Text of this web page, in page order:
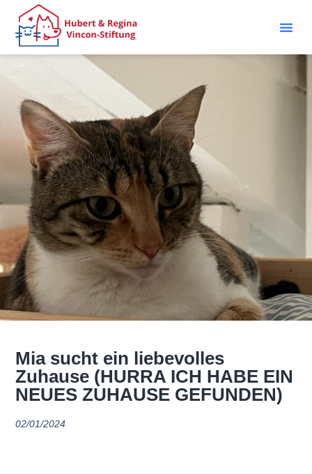
Mia sucht ein liebevolles
Zuhause (HURRA ICH HABE EIN
NEUES ZUHAUSE GEFUNDEN)
02/01/2024